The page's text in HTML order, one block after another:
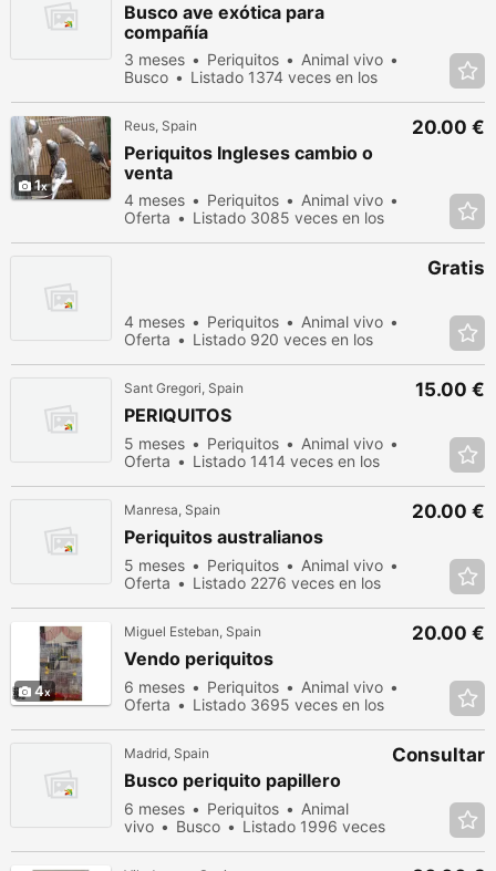
Busco ave exótica para
compañía
3 meses Periquitos
Animal vivo
Busco
Listado 1374 veces en los
1
Reus, Spain
Periquitos Ingleses cambio o
venta
4 meses Periquitos
Animal vivo
Oferta
Listado 3085 veces en los
20.00 €
4 meses Periquitos
Animal vivo
Oferta
Listado 920 veces en los
Gratis
Sant Gregori, Spain
PERIQUITOS
5 meses Periquitos
Animal vivo
Oferta
Listado 1414 veces en los
15.00 €
Manresa, Spain
Periquitos australianos
5 meses Periquitos
Animal vivo
Oferta
Listado 2276 veces en los
20.00 €
4
Miguel Esteban, Spain
Vendo periquitos
6 meses Periquitos
Animal vivo
Oferta
Listado 3695 veces en los
20.00 €
Madrid, Spain
Busco periquito papillero
6 meses Periquitos
Animal
vivo
Busco
Listado 1996 veces
Consultar